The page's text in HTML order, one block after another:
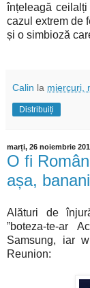
înțeleagă
cazul extrem de
și o simbioză
Calin la miercuri,
Distribuiți
marți, 26 noiembrie
O fi
așa,
Alături de
”boteza-te-ar
Samsung, iar
Reunion: